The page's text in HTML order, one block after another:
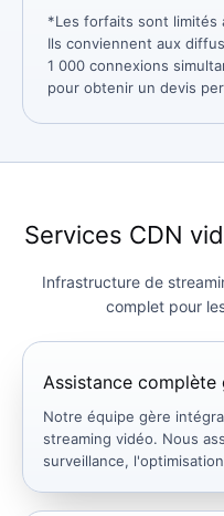
*Les forfaits sont limités
Ils conviennent aux
1 000 connexions
pour obtenir un devis
Services CDN
Infrastructure de
complet pour
Assistance complète
Notre équipe gère
streaming vidéo. Nous
surveillance,